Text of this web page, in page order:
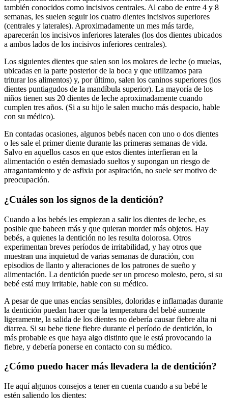
también conocidos como incisivos centrales. Al cabo de entre 4 y 8
semanas, les suelen seguir los cuatro dientes incisivos superiores
(centrales y laterales). Aproximadamente un mes más tarde,
aparecerán los incisivos inferiores laterales (los dos dientes ubicados
a ambos lados de los incisivos inferiores centrales).
Los siguientes dientes que salen son los molares de leche (o muelas,
ubicadas en la parte posterior de la boca y que utilizamos para
triturar los alimentos) y, por último, salen los caninos superiores (los
dientes puntiagudos de la mandíbula superior). La mayoría de los
niños tienen sus 20 dientes de leche aproximadamente cuando
cumplen tres años. (Si a su hijo le salen mucho más despacio, hable
con su médico).
En contadas ocasiones, algunos bebés nacen con uno o dos dientes
o les sale el primer diente durante las primeras semanas de vida.
Salvo en aquellos casos en que estos dientes interfieran en la
alimentación o estén demasiado sueltos y supongan un riesgo de
atragantamiento y de asfixia por aspiración, no suele ser motivo de
preocupación.
¿Cuáles son los signos de la dentición?
Cuando a los bebés les empiezan a salir los dientes de leche, es
posible que babeen más y que quieran morder más objetos. Hay
bebés, a quienes la dentición no les resulta dolorosa. Otros
experimentan breves períodos de irritabilidad, y hay otros que
muestran una inquietud de varias semanas de duración, con
episodios de llanto y alteraciones de los patrones de sueño y
alimentación. La dentición puede ser un proceso molesto, pero, si su
bebé está muy irritable, hable con su médico.
A pesar de que unas encías sensibles, doloridas e inflamadas durante
la dentición puedan hacer que la temperatura del bebé aumente
ligeramente, la salida de los dientes no debería causar fiebre alta ni
diarrea. Si su bebe tiene fiebre durante el período de dentición, lo
más probable es que haya algo distinto que le está provocando la
fiebre, y debería ponerse en contacto con su médico.
¿Cómo puedo hacer más llevadera la de dentición?
He aquí algunos consejos a tener en cuenta cuando a su bebé le
estén saliendo los dientes: